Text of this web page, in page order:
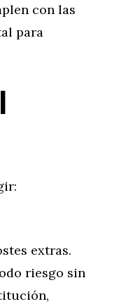
con las
para
extras.
riesgo sin